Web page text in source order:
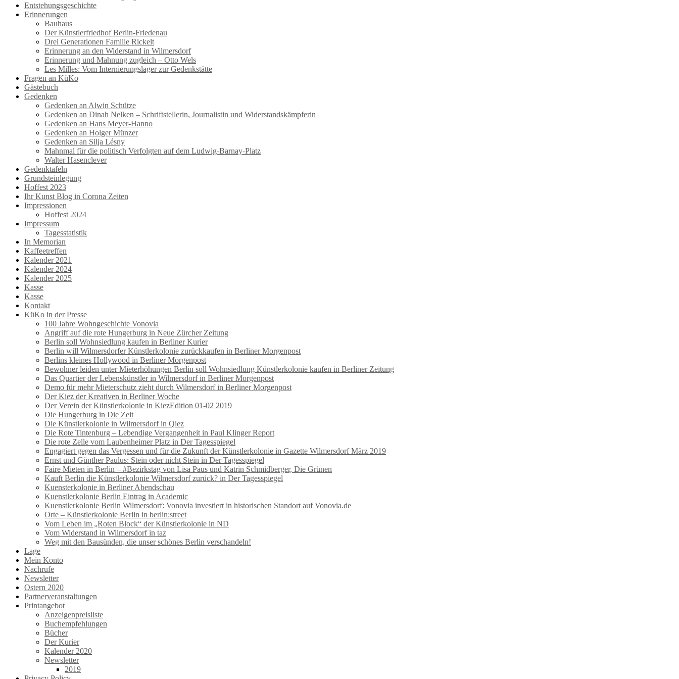
Entstehungsgeschichte
Erinnerungen
Bauhaus
Der Künstlerfriedhof Berlin-Friedenau
Drei Generationen Familie Rickelt
Erinnerung an den Widerstand in Wilmersdorf
Erinnerung und Mahnung zugleich – Otto Wels
Les Milles: Vom Internierungslager zur Gedenkstätte
Fragen an KüKo
Gästebuch
Gedenken
Gedenken an Alwin Schütze
Gedenken an Dinah Nelken – Schriftstellerin, Journalistin und Widerstandskämpferin
Gedenken an Hans Meyer-Hanno
Gedenken an Holger Münzer
Gedenken an Silja Lésny
Mahnmal für die politisch Verfolgten auf dem Ludwig-Barnay-Platz
Walter Hasenclever
Gedenktafeln
Grundsteinlegung
Hoffest 2023
Ihr Kunst Blog in Corona Zeiten
Impressionen
Hoffest 2024
Impressum
Tagesstatistik
In Memorian
Kaffeetreffen
Kalender 2021
Kalender 2024
Kalender 2025
Kasse
Kasse
Kontakt
KüKo in der Presse
100 Jahre Wohngeschichte Vonovia
Angriff auf die rote Hungerburg in Neue Zürcher Zeitung
Berlin soll Wohnsiedlung kaufen in Berliner Kurier
Berlin will Wilmersdorfer Künstlerkolonie zurückkaufen in Berliner Morgenpost
Berlins kleines Hollywood in Berliner Morgenpost
Bewohner leiden unter Mieterhöhungen Berlin soll Wohnsiedlung Künstlerkolonie kaufen in Berliner Zeitung
Das Quartier der Lebenskünstler in Wilmersdorf in Berliner Morgenpost
Demo für mehr Mieterschutz zieht durch Wilmersdorf in Berliner Morgenpost
Der Kiez der Kreativen in Berliner Woche
Der Verein der Künstlerkolonie in KiezEdition 01-02 2019
Die Hungerburg in Die Zeit
Die Künstlerkolonie in Wilmersdorf in Qiez
Die Rote Tintenburg – Lebendige Vergangenheit in Paul Klinger Report
Die rote Zelle vom Laubenheimer Platz in Der Tagesspiegel
Engagiert gegen das Vergessen und für die Zukunft der Künstlerkolonie in Gazette Wilmersdorf März 2019
Ernst und Günther Paulus: Stein oder nicht Stein in Der Tagesspiegel
Faire Mieten in Berlin – #Bezirkstag von Lisa Paus und Katrin Schmidberger, Die Grünen
Kauft Berlin die Künstlerkolonie Wilmersdorf zurück? in Der Tagesspiegel
Kuensterkolonie in Berliner Abendschau
Kuenstlerkolonie Berlin Eintrag in Academic
Kuenstlerkolonie Berlin Wilmersdorf: Vonovia investiert in historischen Standort auf Vonovia.de
Orte – Künstlerkolonie Berlin in berlin:street
Vom Leben im „Roten Block“ der Künstlerkolonie in ND
Vom Widerstand in Wilmersdorf in taz
Weg mit den Bausünden, die unser schönes Berlin verschandeln!
Lage
Mein Konto
Nachrufe
Newsletter
Ostern 2020
Partnerveranstaltungen
Printangebot
Anzeigenpreisliste
Buchempfehlungen
Bücher
Der Kurier
Kalender 2020
Newsletter
2019